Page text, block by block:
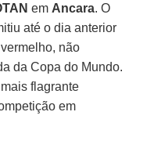
em Ancara. O
até o dia anterior
não
da Copa do Mundo.
flagrante
em